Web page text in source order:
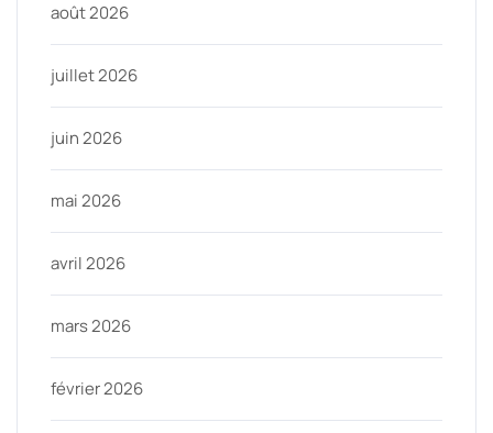
août 2026
juillet 2026
juin 2026
mai 2026
avril 2026
mars 2026
février 2026